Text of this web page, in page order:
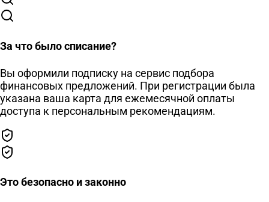
За что было списание?
Вы оформили подписку на сервис подбора
финансовых предложений. При регистрации была
указана ваша карта для ежемесячной оплаты
доступа к персональным рекомендациям.
Это безопасно и законно